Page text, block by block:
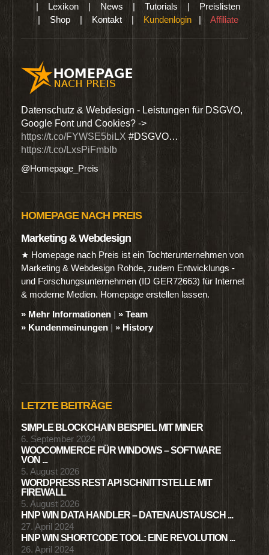
| Lexikon | News | Tutorials | Preislisten
| Shop | Kontakt | Kundenlogin | Affiliate
Datenschutz & Webdesign - Leistungen für DSGVO,
Google Font und Cookies? ->
https://t.co/FYWSE5biLX #DSGVO…
https://t.co/LxsPiFmbIb
@Homepage_Preis
HOMEPAGE NACH PREIS
Marketing & Webdesign
★ Homepage nach Preis ist ein Tochterunternehmen von
Marketing & Webdesign Rohde, zudem Entwicklungs -
und Forschungsunternehmen (ID GER72663) für Internet
& moderne Medien. Homepage erstellen lassen.
» Mehr Informationen | » Team
» Kundenmeinungen | » History
LETZTE BEITRÄGE
SIMPLE BLOCKCHAIN BEISPIEL MIT MINER
6. September 2024
WOOCOMMERCE FÜR WINDOWS – SOFTWARE
VON ...
5. August 2026
WORDPRESS REST API SCHNITTSTELLE MIT
FIREWALL
5. August 2026
HNP WIN DATA HANDLER – DATENAUSTAUSCH ...
27. April 2024
HNP WIN SHORTCODE TOOL: EINE REVOLUTION ...
26. April 2024